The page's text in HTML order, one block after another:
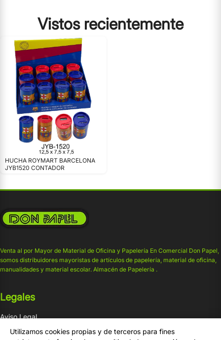
Vistos recientemente
HUCHA ROYMART BARCELONA
JYB1520 CONTADOR
Venta al por Mayor de Material de Oficina y Papelería En Comercial Don Papel,
somos distribuidores mayoristas de artículos de papelería, material de oficina,
manualidades y material escolar. Almacén de Papelería .
Legales
Aviso Legal
Condiciones de venta
Utilizamos cookies propias y de terceros para fines